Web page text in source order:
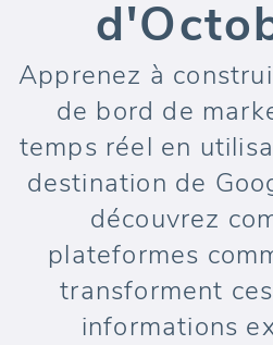
Apprenez à
de bord de
temps réel en
destination de
découvrez
plateformes
transforment
informations